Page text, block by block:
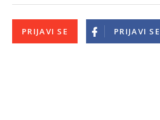
PRIJAVI SE PRIJAVI SE